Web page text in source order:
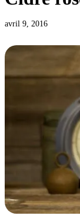
avril 9, 2016